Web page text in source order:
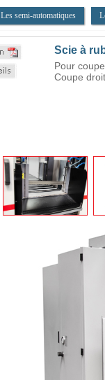
Les semi-automatiques
Scie à
Pour
Coupe